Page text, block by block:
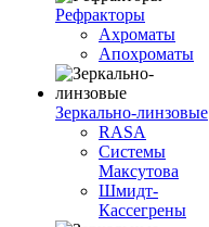
Рефракторы
Ахроматы
Апохроматы
Зеркально-линзовые
RASA
Системы
Максутова
Шмидт-
Кассегрены